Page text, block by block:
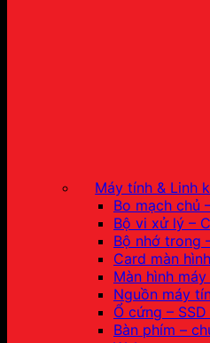
Máy tính & Linh
Bo mạch chủ
Bộ vi xử lý –
Bộ nhớ trong
Card màn
Màn hình
Nguồn máy
Ổ cứng –
Bàn phím –